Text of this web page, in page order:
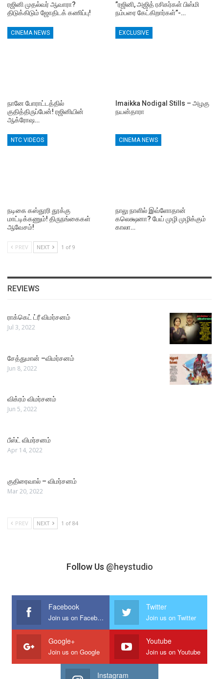
ரஜினி முதல்வர் ஆவாரா?
திடுக்கிடும் ஜோதிடக் கணிப்பு!
”ரஜினி, அஜித் ரசிகர்கள் பிஸ்மி
நம்பரை கேட்கிறார்கள்”-…
CINEMA NEWS
நானே போராட்டத்தில்
குதித்திருப்பேன்! ரஜினியின்
ஆக்ரோஷ…
EXCLUSIVE
Imaikka Nodigal Stills – அழகு
நயன்தாரா
NTC VIDEOS
நடிகை கஸ்தூரி தூக்கு
மாட்டிக்கணும்! திருநங்கைகள்
ஆவேசம்!
CINEMA NEWS
நாலு நாளில் இவ்ளோதான்
கலெக்ஷனா? பேய் முழி முழிக்கும்
காலா…
PREV NEXT 1 of 9
REVIEWS
ராக்கெட் ட்ரீ விமர்சனம்
Jul 3, 2022
சேத்துமான் –விமர்சனம்
Jun 8, 2022
விக்ரம் விமர்சனம்
Jun 5, 2022
பீஸ்ட் விமர்சனம்
Apr 14, 2022
குதிரைவால் – விமர்சனம்
Mar 20, 2022
PREV NEXT 1 of 84
Follow Us @heystudio
Facebook
Join us on Facebook
Twitter
Join us on Twitter
Google+
Join us on Google
Youtube
Join us on Youtube
Instagram